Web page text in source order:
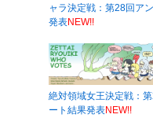
ャラ決定戦：第28回ア
発表NEW!!
絶対領域女王決定戦：
ート結果発表NEW!!